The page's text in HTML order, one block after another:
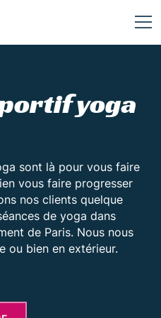
yoga
sont là pour vous faire
vous faire progresser
nos clients quelque
de yoga dans
de Paris. Nous nous
ou bien en extérieur.